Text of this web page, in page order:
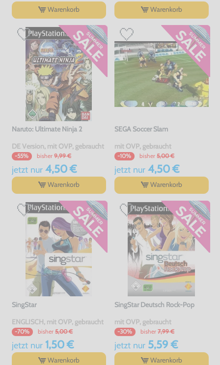
Warenkorb Warenkorb
Naruto: Ultimate Ninja 2
DE Version, mit OVP, gebraucht
-55% bisher 9,99 €
jetzt nur4,50 €
Warenkorb
SEGA Soccer Slam
mit OVP, gebraucht
-10% bisher 5,00 €
jetzt nur4,50 €
Warenkorb
SingStar
ENGLISCH, mit OVP, gebraucht
-70% bisher 5,00 €
jetzt nur1,50 €
Warenkorb
SingStar Deutsch Rock-Pop
mit OVP, gebraucht
-30% bisher 7,99 €
jetzt nur5,59 €
Warenkorb